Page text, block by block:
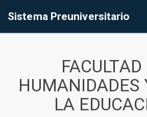
Sistema Preuniversitario
FACULTAD
HUMANIDADES
LA